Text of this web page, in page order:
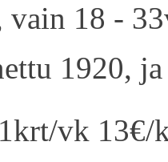
vain 18 -
1920,
vk